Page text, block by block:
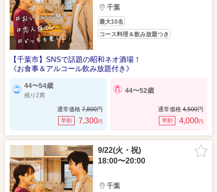
千葉
最大10名
コース料理＆飲み放題つき
【千葉市】SNSで話題の昭和ネオ酒場！
《お食事＆アルコール飲み放題付き》
44〜54歳
残り2席
通常価格 7,800円
早割 7,300円
44〜52歳
通常価格 4,500円
早割 4,000円
9/22(火・祝)
18:00〜20:00
千葉